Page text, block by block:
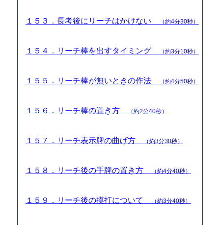
１５３．長考後にリーチはかけない （約4分30秒）
１５４．リーチ棒を出すタイミング （約3分10秒）
１５５．リーチ棒が無いときの作法 （約4分50秒）
１５６．リーチ棒の置き方 （約2分40秒）
１５７．リーチ表示牌の曲げ方 （約3分30秒）
１５８．リーチ後の手牌の置き方 （約4分40秒）
１５９．リーチ後の摸打について （約3分40秒）